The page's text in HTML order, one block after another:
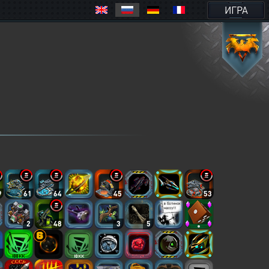
ИГРА
61 64 45 53
2 48 3 5